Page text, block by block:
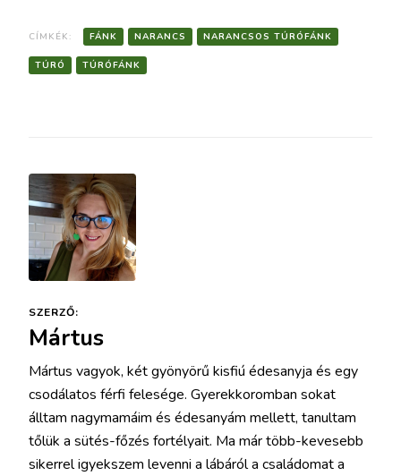
CÍMKÉK: FÁNK NARANCS NARANCSOS TÚRÓFÁNK
TÚRÓ TÚRÓFÁNK
SZERZŐ:
Mártus
Mártus vagyok, két gyönyörű kisfiú édesanyja és egy
csodálatos férfi felesége. Gyerekkoromban sokat
álltam nagymamáim és édesanyám mellett, tanultam
tőlük a sütés-főzés fortélyait. Ma már több-kevesebb
sikerrel igyekszem levenni a lábáról a családomat a